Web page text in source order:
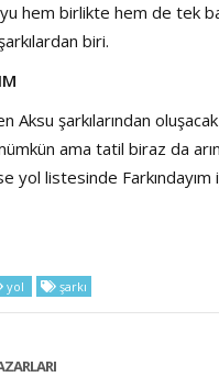
hem birlikte hem de tek
biri.
Aksu şarkılarından
ama tatil biraz da
yol listesinde
yol şarkı